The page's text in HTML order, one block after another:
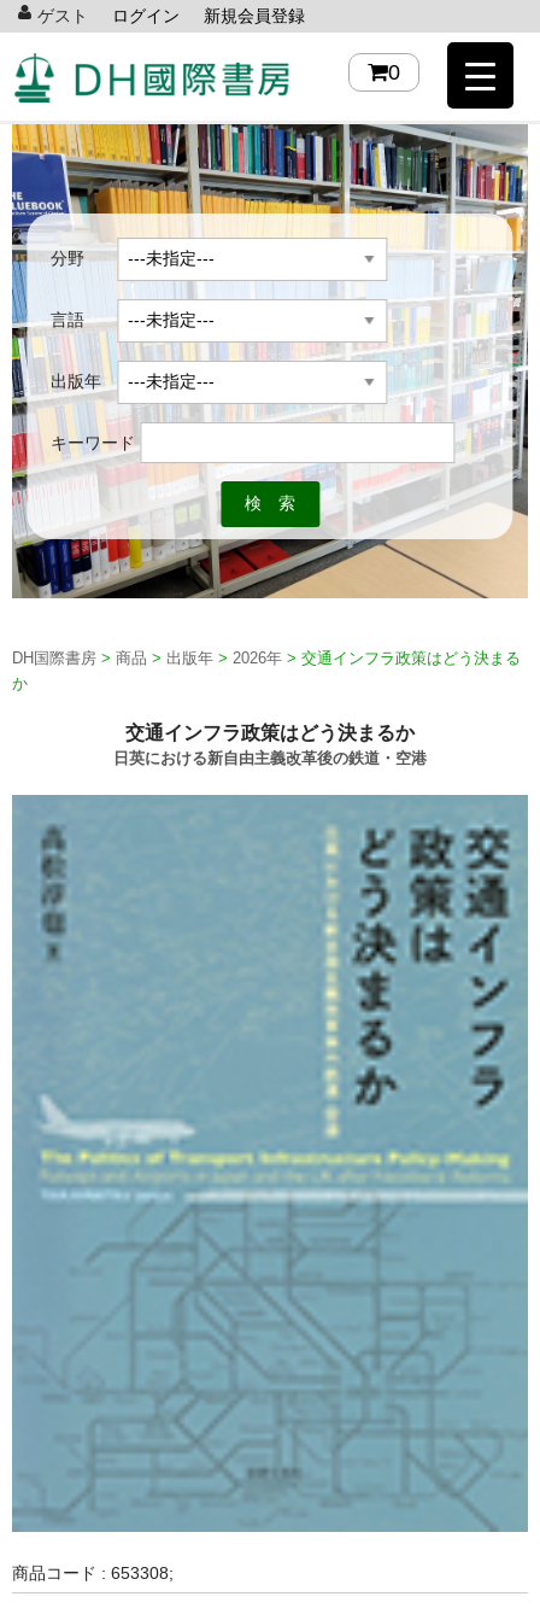
ゲスト ログイン 新規会員登録
0
分野
言語
出版年
キーワード
DH国際書房 > 商品 > 出版年 > 2026年 > 交通インフラ政策はどう決まる
か
交通インフラ政策はどう決まるか
日英における新自由主義改革後の鉄道・空港
商品コード : 653308;